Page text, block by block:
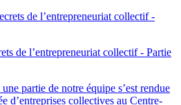
de l’entrepreneuriat collectif - Partie
partie de notre équipe s’est rendue
d’entreprises collectives au Centre-